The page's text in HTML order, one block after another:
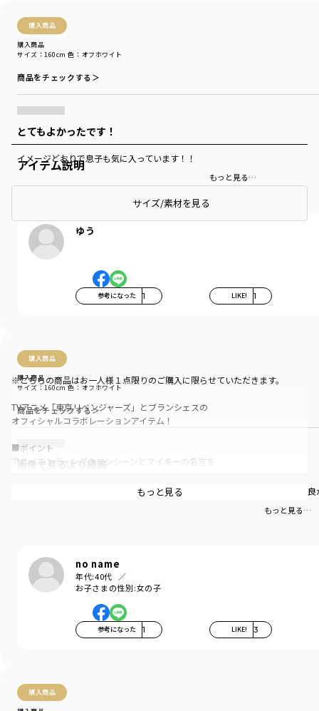
購入商品
購入商品
サイズ：160cm 色：オフホワイト
商品をチェックする＞
とてもよかったです！
イメージどおりで息子も気に入っています！！
もっと見る…
ゆう
参考になった 1 LIKE! 1
購入商品
購入商品
サイズ：160cm色：オフホワイト
商品をチェックする＞
画像で見るより綺麗
東リべコラボだけど実物を見ないで購入はちょっと不安でしたが思ったより
もっと見る…
no name
年代:40代
お子さまの性別:女の子
参考になった 1 LIKE! 3
購入商品
アイテム説明
サイズ/素材を見る
※こちらの商品はお一人様１点限りのご購入に限らせていただきます。
TVアニメ「東京リベンジャーズ」とブランシェスの
オフィシャルコラボレーションアイテム！
■ポイント
アニメエンディングのワンシーンとマイキーの名言を
誰も負けねぇんだよ"
キャラクターにスポットを当てつつ
コラボコレクションです。
■素材・シルエット
本体部分「綿100％」使用。
「吸汗性」にすぐれ「肌ざわりが良い」
もっと見る